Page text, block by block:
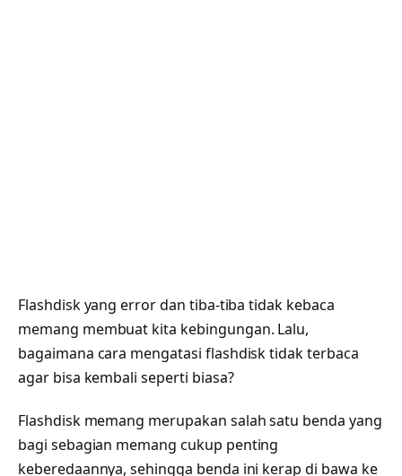
Flashdisk yang error dan tiba-tiba tidak kebaca
memang membuat kita kebingungan. Lalu,
bagaimana cara mengatasi flashdisk tidak terbaca
agar bisa kembali seperti biasa?
Flashdisk memang merupakan salah satu benda yang
bagi sebagian memang cukup penting
keberedaannya, sehingga benda ini kerap di bawa ke